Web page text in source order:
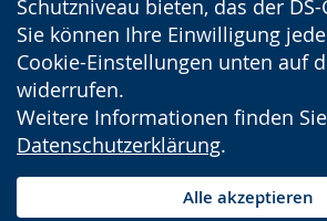
Schutzniveau bieten, das der
Sie können Ihre Einwilligung
Cookie-Einstellungen unten auf
widerrufen.
Weitere Informationen finden
Datenschutzerklärung.
Alle akzeptieren